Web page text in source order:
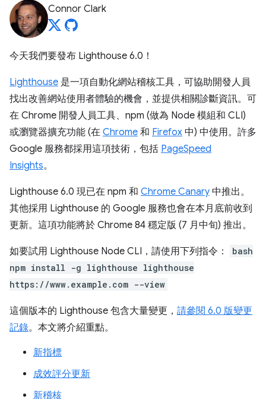
Connor Clark
今天我們要發布 Lighthouse 6.0！
Lighthouse 是一項自動化網站稽核工具，可協助開發人員
找出改善網站使用者體驗的機會，並提供相關診斷資訊。可
在 Chrome 開發人員工具、npm (做為 Node 模組和 CLI)
或瀏覽器擴充功能 (在 Chrome 和 Firefox 中) 中使用。許多
Google 服務都採用這項技術，包括 PageSpeed
Insights。
Lighthouse 6.0 現已在 npm 和 Chrome Canary 中推出。
其他採用 Lighthouse 的 Google 服務也會在本月底前收到
更新。這項功能將於 Chrome 84 穩定版 (7 月中旬) 推出。
如要試用 Lighthouse Node CLI，請使用下列指令：
bash
npm install -g lighthouse lighthouse
https://www.example.com --view
這個版本的 Lighthouse 包含大量變更， 請參閱 6.0 版變更
記錄。本文將介紹重點。
新指標
成效評分更新
新稽核